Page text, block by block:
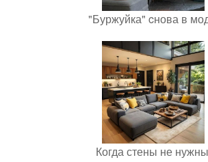
"Буржуйка" cнова в
Когда стены не